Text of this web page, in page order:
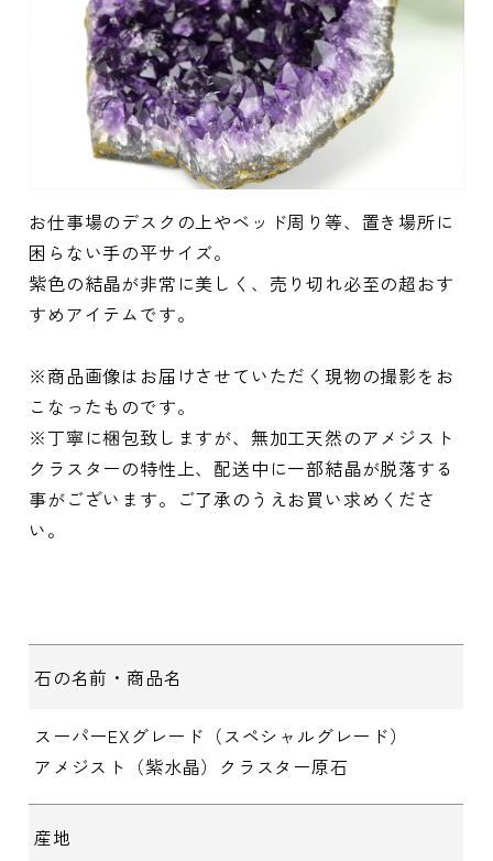
お仕事場のデスクの上やベッド周り等、置き場所に
困らない手の平サイズ。
紫色の結晶が非常に美しく、売り切れ必至の超おす
すめアイテムです。
※商品画像はお届けさせていただく現物の撮影をお
こなったものです。
※丁寧に梱包致しますが、無加工天然のアメジスト
クラスターの特性上、配送中に一部結晶が脱落する
事がございます。ご了承のうえお買い求めくださ
い。
石の名前・商品名
スーパーEXグレード（スペシャルグレード）
アメジスト（紫水晶）クラスター原石
産地